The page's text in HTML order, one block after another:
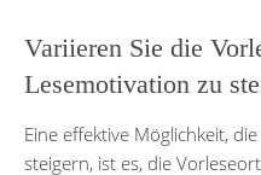
Variieren Sie die
Lesemotivation zu
Eine effektive Möglichkeit,
steigern, ist es, die